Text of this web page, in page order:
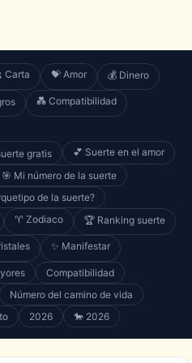
Carta 💝 Amor 💰 Dinero
💑 Compatibilidad
gratis
💕 Suerte en el amor
🎯 Mi número de la suerte
de la suerte?
♈ Zodiaco 🏆 Ranking suerte
✨ Manifestar
Compatibilidad
Número del camino de vida
2026 🐎 2026